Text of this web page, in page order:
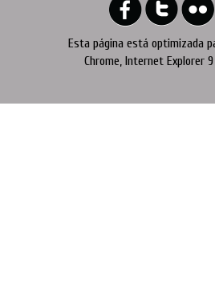
Esta página está optimizada
Chrome, Internet Explorer